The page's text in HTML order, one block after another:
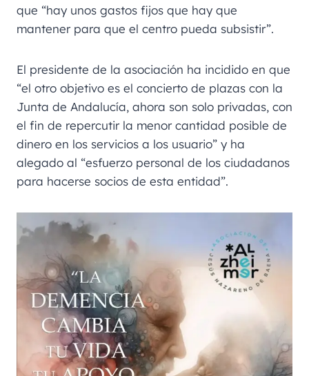
que “hay unos gastos fijos que hay que
mantener para que el centro pueda subsistir”.
El presidente de la asociación ha incidido en que
“el otro objetivo es el concierto de plazas con la
Junta de Andalucía, ahora son solo privadas, con
el fin de repercutir la menor cantidad posible de
dinero en los servicios a los usuario” y ha
alegado al “esfuerzo personal de los ciudadanos
para hacerse socios de esta entidad”.